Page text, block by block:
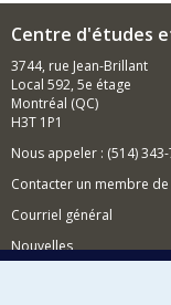
Centre d'études
3744, rue Jean-Brillant
Local 592, 5e étage
Montréal (QC)
H3T 1P1
Nous appeler : (514)
Contacter un membre
Courriel général
Nouvelles